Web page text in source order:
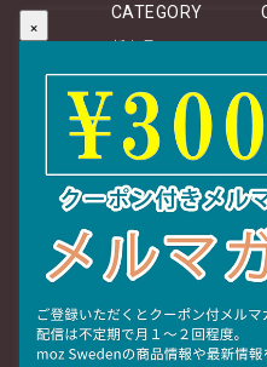
CATEGORY
テーブルウェア
ステーショナリー
生活雑貨
インテリア
ぬいぐるみ・チャーム
ギフト
おすすめグッズ特集
×